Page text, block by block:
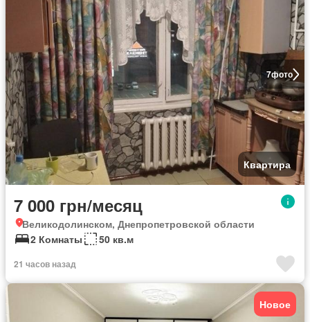
7фото
Квартира
7 000 грн/месяц
Великодолинском, Днепропетровской области
2 Комнаты
50 кв.м
21 часов назад
Новое